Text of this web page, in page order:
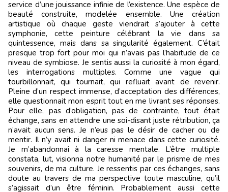
service d’une jouissance infinie de l’existence. Une espèce de
beauté construite, modelée ensemble. Une création
artistique où chaque geste viendrait s’ajouter à cette
symphonie, cette peinture célébrant la vie dans sa
quintessence, mais dans sa singularité également. C’était
presque trop fort pour moi qui n’avais pas l’habitude de ce
niveau de symbiose. Je sentis aussi la curiosité à mon égard,
les interrogations multiples. Comme une vague qui
tourbillonnait, qui tournait, qui refluait avant de revenir.
Pleine d’un respect immense, d’acceptation des différences,
elle questionnait mon esprit tout en me livrant ses réponses.
Pour elle, pas d’obligation, pas de contrainte, tout était
échange, sans en attendre une soi-disant juste rétribution, ça
n’avait aucun sens. Je n’eus pas le désir de cacher ou de
mentir. Il n’y avait ni danger ni menace dans cette curiosité.
Je m’abandonnai à la caresse mentale. L’être multiple
constata, lut, visionna notre humanité par le prisme de mes
souvenirs, de ma culture. Je ressentis par ces échanges, sans
doute au travers de ma perspective toute masculine, qu’il
s’agissait d’un être féminin. Probablement aussi cette